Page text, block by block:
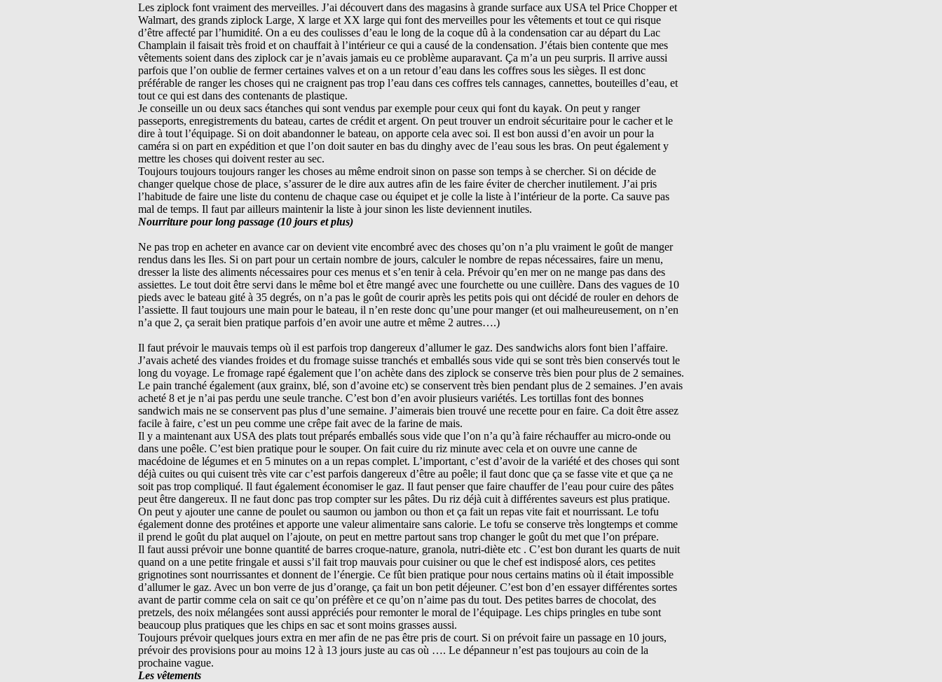
Les ziplock font vraiment des merveilles. J’ai découvert dans des magasins à grande surface aux USA tel Price Chopper et
Walmart, des grands ziplock Large, X large et XX large qui font des merveilles pour les vêtements et tout ce qui risque
d’être affecté par l’humidité. On a eu des coulisses d’eau le long de la coque dû à la condensation car au départ du Lac
Champlain il faisait très froid et on chauffait à l’intérieur ce qui a causé de la condensation. J’étais bien contente que mes
vêtements soient dans des ziplock car je n’avais jamais eu ce problème auparavant. Ça m’a un peu surpris. Il arrive aussi
parfois que l’on oublie de fermer certaines valves et on a un retour d’eau dans les coffres sous les sièges. Il est donc
préférable de ranger les choses qui ne craignent pas trop l’eau dans ces coffres tels cannages, cannettes, bouteilles d’eau, et
tout ce qui est dans des contenants de plastique.
Je conseille un ou deux sacs étanches qui sont vendus par exemple pour ceux qui font du kayak. On peut y ranger
passeports, enregistrements du bateau, cartes de crédit et argent. On peut trouver un endroit sécuritaire pour le cacher et le
dire à tout l’équipage. Si on doit abandonner le bateau, on apporte cela avec soi. Il est bon aussi d’en avoir un pour la
caméra si on part en expédition et que l’on doit sauter en bas du dinghy avec de l’eau sous les bras. On peut également y
mettre les choses qui doivent rester au sec.
Toujours toujours toujours ranger les choses au même endroit sinon on passe son temps à se chercher. Si on décide de
changer quelque chose de place, s’assurer de le dire aux autres afin de les faire éviter de chercher inutilement. J’ai pris
l’habitude de faire une liste du contenu de chaque case ou équipet et je colle la liste à l’intérieur de la porte. Ca sauve pas
mal de temps. Il faut par ailleurs maintenir la liste à jour sinon les liste deviennent inutiles.
Nourriture pour long passage (10 jours et plus)
Ne pas trop en acheter en avance car on devient vite encombré avec des choses qu’on n’a plu vraiment le goût de manger
rendus dans les Iles. Si on part pour un certain nombre de jours, calculer le nombre de repas nécessaires, faire un menu,
dresser la liste des aliments nécessaires pour ces menus et s’en tenir à cela. Prévoir qu’en mer on ne mange pas dans des
assiettes. Le tout doit être servi dans le même bol et être mangé avec une fourchette ou une cuillère. Dans des vagues de 10
pieds avec le bateau gité à 35 degrés, on n’a pas le goût de courir après les petits pois qui ont décidé de rouler en dehors de
l’assiette. Il faut toujours une main pour le bateau, il n’en reste donc qu’une pour manger (et oui malheureusement, on n’en
n’a que 2, ça serait bien pratique parfois d’en avoir une autre et même 2 autres….)
Il faut prévoir le mauvais temps où il est parfois trop dangereux d’allumer le gaz. Des sandwichs alors font bien l’affaire.
J’avais acheté des viandes froides et du fromage suisse tranchés et emballés sous vide qui se sont très bien conservés tout le
long du voyage. Le fromage rapé également que l’on achète dans des ziplock se conserve très bien pour plus de 2 semaines.
Le pain tranché également (aux grainx, blé, son d’avoine etc) se conservent très bien pendant plus de 2 semaines. J’en avais
acheté 8 et je n’ai pas perdu une seule tranche. C’est bon d’en avoir plusieurs variétés. Les tortillas font des bonnes
sandwich mais ne se conservent pas plus d’une semaine. J’aimerais bien trouvé une recette pour en faire. Ca doit être assez
facile à faire, c’est un peu comme une crêpe fait avec de la farine de mais.
Il y a maintenant aux USA des plats tout préparés emballés sous vide que l’on n’a qu’à faire réchauffer au micro-onde ou
dans une poêle. C’est bien pratique pour le souper. On fait cuire du riz minute avec cela et on ouvre une canne de
macédoine de légumes et en 5 minutes on a un repas complet. L’important, c’est d’avoir de la variété et des choses qui sont
déjà cuites ou qui cuisent très vite car c’est parfois dangereux d’être au poêle; il faut donc que ça se fasse vite et que ça ne
soit pas trop compliqué. Il faut également économiser le gaz. Il faut penser que faire chauffer de l’eau pour cuire des pâtes
peut être dangereux. Il ne faut donc pas trop compter sur les pâtes. Du riz déjà cuit à différentes saveurs est plus pratique.
On peut y ajouter une canne de poulet ou saumon ou jambon ou thon et ça fait un repas vite fait et nourrissant. Le tofu
également donne des protéines et apporte une valeur alimentaire sans calorie. Le tofu se conserve très longtemps et comme
il prend le goût du plat auquel on l’ajoute, on peut en mettre partout sans trop changer le goût du met que l’on prépare.
Il faut aussi prévoir une bonne quantité de barres croque-nature, granola, nutri-diète etc . C’est bon durant les quarts de nuit
quand on a une petite fringale et aussi s’il fait trop mauvais pour cuisiner ou que le chef est indisposé alors, ces petites
grignotines sont nourrissantes et donnent de l’énergie. Ce fût bien pratique pour nous certains matins où il était impossible
d’allumer le gaz. Avec un bon verre de jus d’orange, ça fait un bon petit déjeuner. C’est bon d’en essayer différentes sortes
avant de partir comme cela on sait ce qu’on préfère et ce qu’on n’aime pas du tout. Des petites barres de chocolat, des
pretzels, des noix mélangées sont aussi appréciés pour remonter le moral de l’équipage. Les chips pringles en tube sont
beaucoup plus pratiques que les chips en sac et sont moins grasses aussi.
Toujours prévoir quelques jours extra en mer afin de ne pas être pris de court. Si on prévoit faire un passage en 10 jours,
prévoir des provisions pour au moins 12 à 13 jours juste au cas où …. Le dépanneur n’est pas toujours au coin de la
prochaine vague.
Les vêtements